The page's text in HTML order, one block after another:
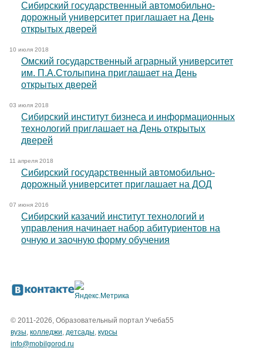
Сибирский государственный автомобильно-
дорожный университет приглашает на День
открытых дверей
10 июля 2018
Омский государственный аграрный университет
им. П.А.Столыпина приглашает на День
открытых дверей
03 июля 2018
Сибирский институт бизнеса и информационных
технологий приглашает на День открытых
дверей
11 апреля 2018
Сибирский государственный автомобильно-
дорожный университет приглашает на ДОД
07 июня 2016
Сибирский казачий институт технологий и
управления начинает набор абитуриентов на
очную и заочную форму обучения
© 2011-2026, Образовательный портал Учеба55
вузы, колледжи, детсады, курсы
info@mobilgorod.ru